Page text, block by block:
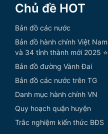
Chủ đề HOT
Bản đồ các nước
Bản đồ hành chính Việt Nam
và 34 tỉnh thành mới 2025 ⭐
Bản đồ đường Vành Đai
Bản đồ các nước trên TG
Danh mục hành chính VN
Quy hoạch quận huyện
Trắc nghiệm kiến thức BĐS